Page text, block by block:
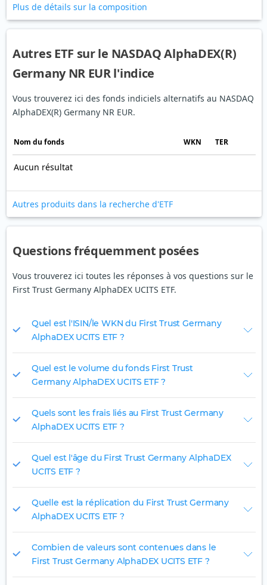
Plus de détails sur la composition
Autres ETF sur le NASDAQ AlphaDEX(R)
Germany NR EUR l'indice
Vous trouverez ici des fonds indiciels alternatifs au NASDAQ
AlphaDEX(R) Germany NR EUR.
Nom du fonds WKN TER
Aucun résultat
Autres produits dans la recherche d'ETF
Questions fréquemment posées
Vous trouverez ici toutes les réponses à vos questions sur le
First Trust Germany AlphaDEX UCITS ETF.
Quel est l'ISIN/le WKN du First Trust Germany
AlphaDEX UCITS ETF ?
Quel est le volume du fonds First Trust
Germany AlphaDEX UCITS ETF ?
Quels sont les frais liés au First Trust Germany
AlphaDEX UCITS ETF ?
Quel est l'âge du First Trust Germany AlphaDEX
UCITS ETF ?
Quelle est la réplication du First Trust Germany
AlphaDEX UCITS ETF ?
Combien de valeurs sont contenues dans le
First Trust Germany AlphaDEX UCITS ETF ?